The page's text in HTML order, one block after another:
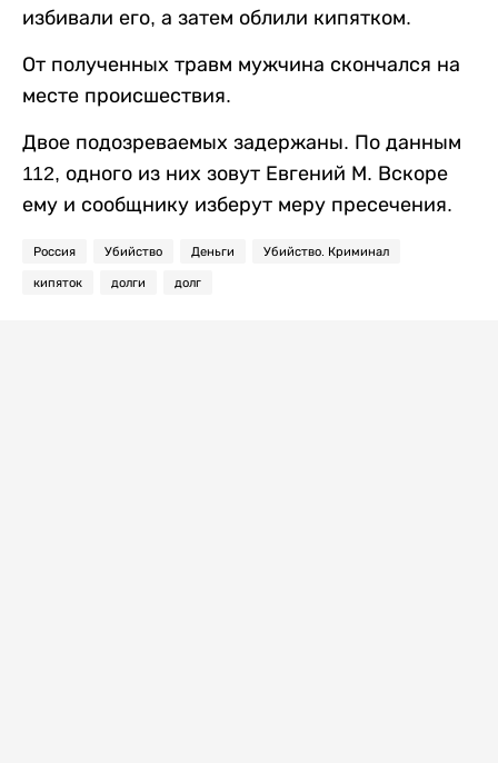
избивали его, а затем облили кипятком.
От полученных травм мужчина скончался на
месте происшествия.
Двое подозреваемых задержаны. По данным
112, одного из них зовут Евгений М. Вскоре
ему и сообщнику изберут меру пресечения.
Россия Убийство Деньги Убийство. Криминал
кипяток долги долг